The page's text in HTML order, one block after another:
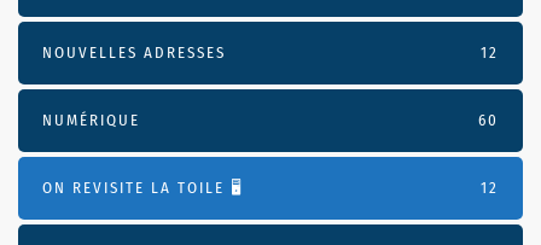
NOUVELLES ADRESSES 12
NUMÉRIQUE 60
ON REVISITE LA TOILE 🖥️ 12